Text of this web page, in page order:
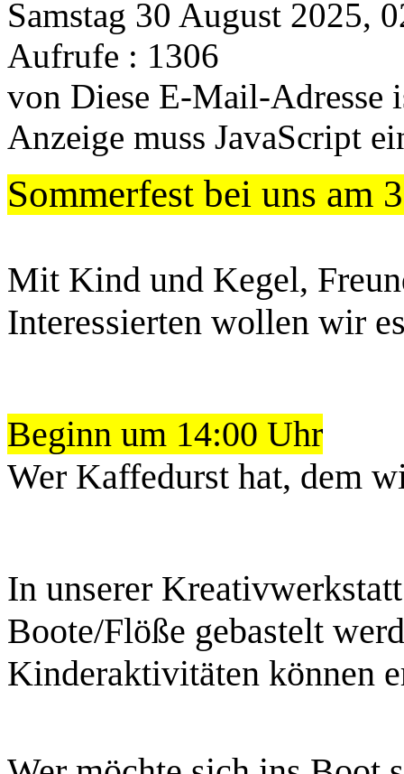
Samstag 30 August 2025,
Aufrufe : 1306
von Diese E-Mail-Adresse
Anzeige muss JavaScript
Sommerfest bei uns am
Mit Kind und Kegel,
Interessierten wollen wir
Beginn um 14:00 Uhr
Wer Kaffedurst hat, dem
In unserer
Boote/Flöße gebastelt
Kinderaktivitäten können